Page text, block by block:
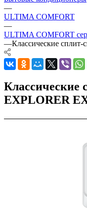
—
ULTIMA COMFORT
—
ULTIMA COMFORT
—Классические
Классические
EXPLORER